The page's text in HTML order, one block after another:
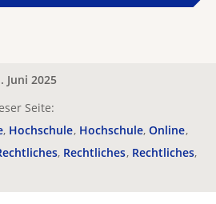
Juni 2025
Seite:
Hochschule Hochschule Online
Rechtliches Rechtliches